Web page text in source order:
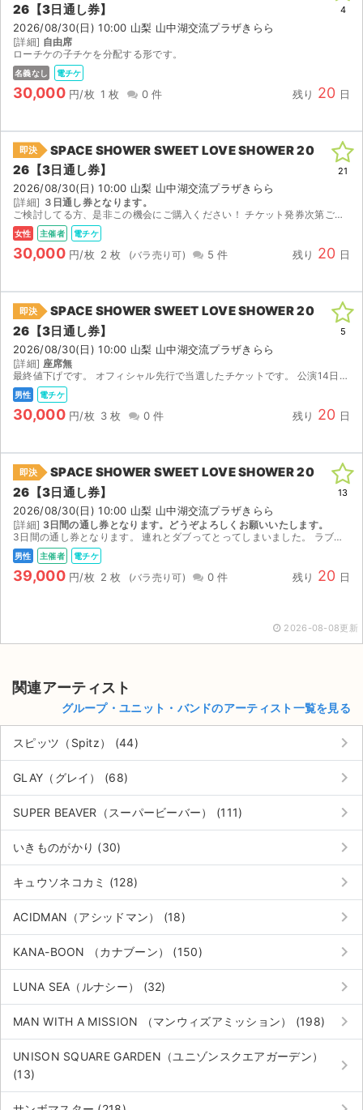
お知らせ
サイト情報
チケットジャム運営会社
チケットジャム利用規約
プライバシーポリシー
特定商取引法に基づく表記
公演登録依頼
不正転売禁止法について
チケットジャムの取り組み
26【3日通し券】
2026/08/30(日) 10:00 山梨 山中湖交流プラザきらら
[詳細] 自由席
ローチケの子チケを分配する形です。
名義なし 電チケ
30,000 円/枚 1 枚 0 件 残り 20 日
4
即決
SPACE SHOWER SWEET LOVE SHOWER 20
26【3日通し券】
2026/08/30(日) 10:00 山梨 山中湖交流プラザきらら
[詳細] ３日通し券となります。
ご検討してる方、是非この機会にご購入ください！ チケット発券次第ご連絡させていただきます。
女性 主催者 電チケ
30,000 円/枚 2 枚 5 件 残り 20 日
21
即決
SPACE SHOWER SWEET LOVE SHOWER 20
26【3日通し券】
2026/08/30(日) 10:00 山梨 山中湖交流プラザきらら
[詳細] 座席無
最終値下げです。 オフィシャル先行で当選したチケットです。 公演14日前になりましたら電子チケットを送付致します。 定価よりお安くしております。
男性 電チケ
30,000 円/枚 3 枚 0 件 残り 20 日
5
即決
SPACE SHOWER SWEET LOVE SHOWER 20
26【3日通し券】
2026/08/30(日) 10:00 山梨 山中湖交流プラザきらら
[詳細] 3日間の通し券となります。どうぞよろしくお願いいたします。
3日間の通し券となります。 連れとダブってとってしまいました。 ラブシャに行かれるご予定の方はぜひよろしくお願いいたします。 2枚おまとめの場合、値下げも検討させていただいております。 ロ...
男性 主催者 電チケ
39,000 円/枚 2 枚 0 件 残り 20 日
13
2026-08-08更新
関連アーティスト
グループ・ユニット・バンドのアーティスト一覧を見る
スピッツ（Spitz） (44) keyboard_arrow_right
GLAY（グレイ） (68) keyboard_arrow_right
SUPER BEAVER（スーパービーバー） (111) keyboard_arrow_right
いきものがかり (30) keyboard_arrow_right
キュウソネコカミ (128) keyboard_arrow_right
ACIDMAN（アシッドマン） (18) keyboard_arrow_right
KANA-BOON （カナブーン） (150) keyboard_arrow_right
LUNA SEA（ルナシー） (32) keyboard_arrow_right
MAN WITH A MISSION （マンウィズアミッション） (198) keyboard_arrow_right
UNISON SQUARE GARDEN（ユニゾンスクエアガーデン）
(13)
keyboard_arrow_right